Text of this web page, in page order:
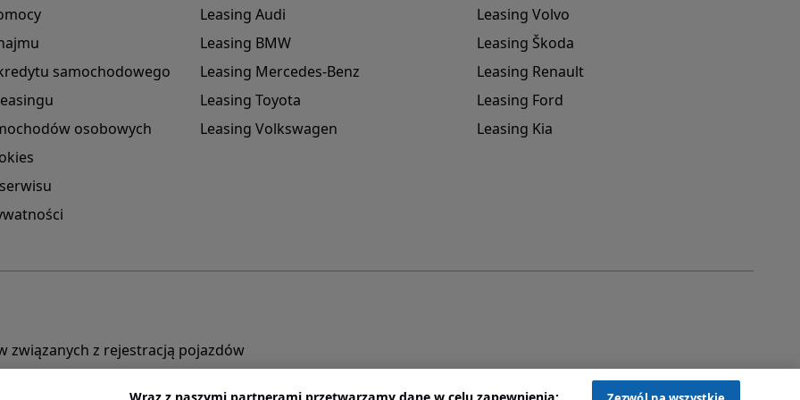
samochodowego
osobowych
Leasing Audi
Leasing BMW
Leasing Mercedes-Benz
Leasing Toyota
Leasing Volkswagen
Leasing Volvo
Leasing Škoda
Leasing Renault
Leasing Ford
Leasing Kia
związanych z rejestracją pojazdów